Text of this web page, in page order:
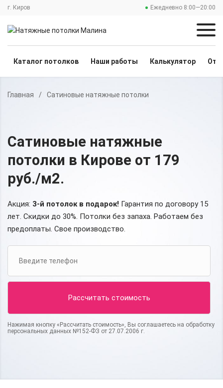
г. Киров Ежедневно 8:00—20:00
Каталог потолков Наши работы Калькулятор
Главная / Сатиновые натяжные потолки
Сатиновые натяжные
потолки в Кирове от 179
руб./м2.
Акция: 3-й потолок в подарок! Гарантия по договору 15
лет. Скидки до 30%. Потолки без запаха. Работаем без
предоплаты. Свое производство.
Нажимая кнопку «Рассчитать стоимость», Вы соглашаетесь на обработку
персональных данных №152-ФЗ от 27.07.2006 г.